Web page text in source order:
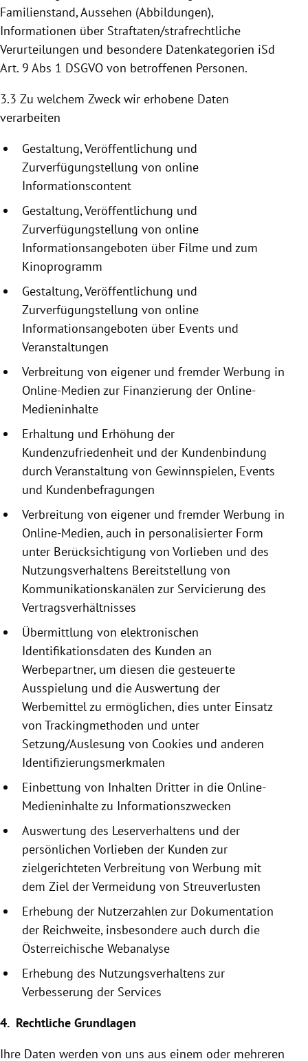
Familienstand, Aussehen (Abbildungen),
Informationen über Straftaten/strafrechtliche
Verurteilungen und besondere Datenkategorien iSd
Art. 9 Abs 1 DSGVO von betroffenen Personen.
3.3 Zu welchem Zweck wir erhobene Daten
verarbeiten
Gestaltung, Veröffentlichung und
Zurverfügungstellung von online
Informationscontent
Gestaltung, Veröffentlichung und
Zurverfügungstellung von online
Informationsangeboten über Filme und zum
Kinoprogramm
Gestaltung, Veröffentlichung und
Zurverfügungstellung von online
Informationsangeboten über Events und
Veranstaltungen
Verbreitung von eigener und fremder Werbung in
Online-Medien zur Finanzierung der Online-
Medieninhalte
Erhaltung und Erhöhung der
Kundenzufriedenheit und der Kundenbindung
durch Veranstaltung von Gewinnspielen, Events
und Kundenbefragungen
Verbreitung von eigener und fremder Werbung in
Online-Medien, auch in personalisierter Form
unter Berücksichtigung von Vorlieben und des
Nutzungsverhaltens Bereitstellung von
Kommunikationskanälen zur Servicierung des
Vertragsverhältnisses
Übermittlung von elektronischen
Identifikationsdaten des Kunden an
Werbepartner, um diesen die gesteuerte
Ausspielung und die Auswertung der
Werbemittel zu ermöglichen, dies unter Einsatz
von Trackingmethoden und unter
Setzung/Auslesung von Cookies und anderen
Identifizierungsmerkmalen
Einbettung von Inhalten Dritter in die Online-
Medieninhalte zu Informationszwecken
Auswertung des Leserverhaltens und der
persönlichen Vorlieben der Kunden zur
zielgerichteten Verbreitung von Werbung mit
dem Ziel der Vermeidung von Streuverlusten
Erhebung der Nutzerzahlen zur Dokumentation
der Reichweite, insbesondere auch durch die
Österreichische Webanalyse
Erhebung des Nutzungsverhaltens zur
Verbesserung der Services
4. Rechtliche Grundlagen
Ihre Daten werden von uns aus einem oder mehreren